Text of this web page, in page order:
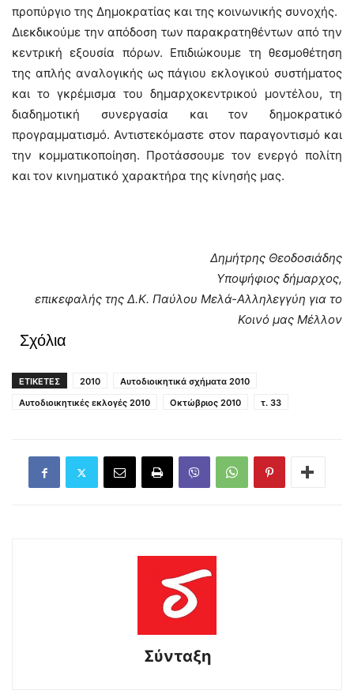
προπύργιο της Δημοκρατίας και της κοινωνικής συνοχής.
Διεκδικούμε την απόδοση των παρακρατηθέντων από την
κεντρική εξουσία πόρων. Επιδιώκουμε τη θεσμοθέτηση
της απλής αναλογικής ως πάγιου εκλογικού συστήματος
και το γκρέμισμα του δημαρχοκεντρικού μοντέλου, τη
διαδημοτική συνεργασία και τον δημοκρατικό
προγραμματισμό. Αντιστεκόμαστε στον παραγοντισμό και
την κομματικοποίηση. Προτάσσουμε τον ενεργό πολίτη
και τον κινηματικό χαρακτήρα της κίνησής μας.
Δημήτρης Θεοδοσιάδης
Υποψήφιος δήμαρχος,
επικεφαλής της Δ.Κ. Παύλου Μελά-Αλληλεγγύη για το
Κοινό μας Μέλλον
Σχόλια
ΕΤΙΚΕΤΕΣ 2010
Αυτοδιοικητικά σχήματα 2010
Αυτοδιοικητικές εκλογές 2010
Οκτώβριος 2010 τ. 33
Σύνταξη